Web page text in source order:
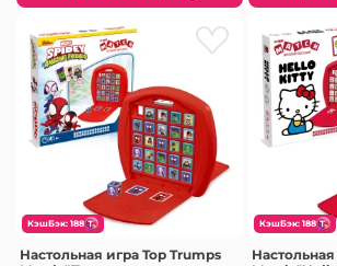
КэшБэк: 188
Настольная игра Top Trumps
КэшБэк: 188